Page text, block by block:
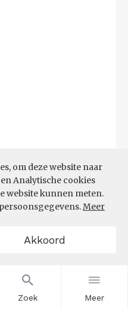
Zoek Meer
om deze website naar
Analytische cookies
website kunnen meten.
Meer
Akkoord
REGIO